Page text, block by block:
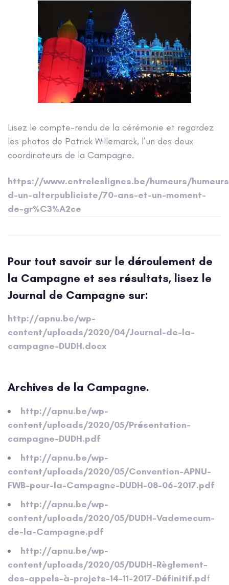
Lisez le compte-rendu de la cérémonie et regardez
les photos de Patrick Willemarck, l’un des deux
coordinateurs de la Campagne.
https://www.entreleslignes.be/humeurs/
d-un-alterpubliciste/70-ans-et-un-moment-
de-gr%C3%A2ce
Pour tout savoir sur le déroulement de
la Campagne et ses résultats, lisez le
Journal de Campagne sur:
http://apnu.be/wp-
content/uploads/2020/04/Journal-de-la-
campagne-DUDH.docx
Archives de la Campagne.
http://apnu.be/wp-
content/uploads/2020/05/Présentation-
campagne-DUDH.pdf
http://apnu.be/wp-
content/uploads/2020/05/Convention-APNU-
FWB-pour-la-Campagne-DUDH-08-06-2017.pdf
http://apnu.be/wp-
content/uploads/2020/05/DUDH-Vademecum-
de-la-Campagne.pdf
http://apnu.be/wp-
content/uploads/2020/05/DUDH-Règlement-
des-appels-à-projets-14-11-2017-Définitif.pdf